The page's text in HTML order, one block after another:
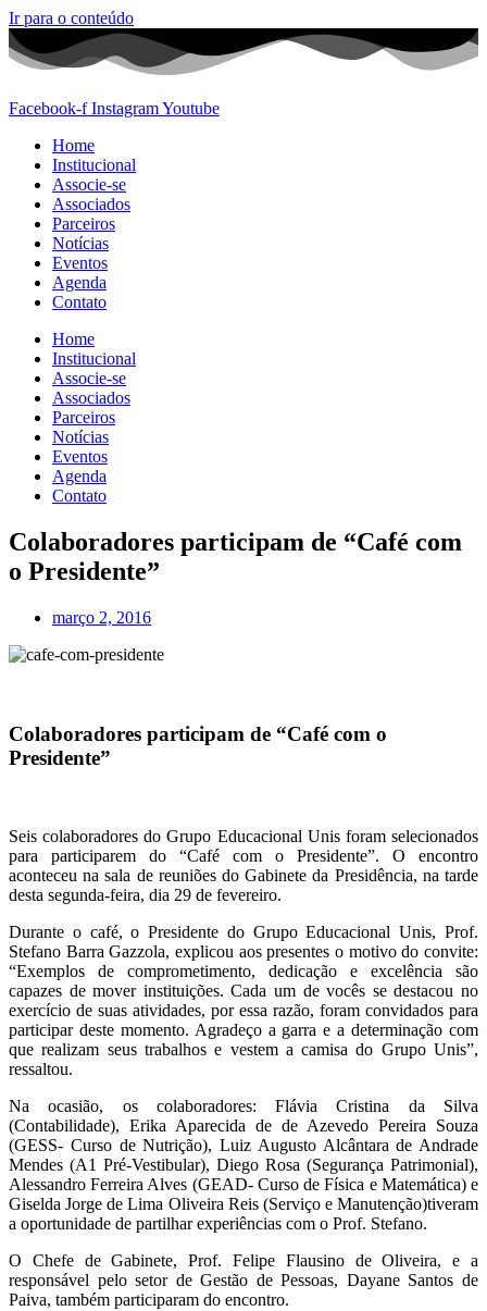
Ir para o conteúdo
Facebook-f InstagramYoutube
Home
Institucional
Associe-se
Associados
Parceiros
Notícias
Eventos
Agenda
Contato
Home
Institucional
Associe-se
Associados
Parceiros
Notícias
Eventos
Agenda
Contato
Colaboradores participam de “Café com
o Presidente”
março 2, 2016
Colaboradores participam de “Café com o
Presidente”
Seis colaboradores do Grupo Educacional Unis foram selecionados
para participarem do “Café com o Presidente”. O encontro
aconteceu na sala de reuniões do Gabinete da Presidência, na tarde
desta segunda-feira, dia 29 de fevereiro.
Durante o café, o Presidente do Grupo Educacional Unis, Prof.
Stefano Barra Gazzola, explicou aos presentes o motivo do convite:
“Exemplos de comprometimento, dedicação e excelência são
capazes de mover instituições. Cada um de vocês se destacou no
exercício de suas atividades, por essa razão, foram convidados para
participar deste momento. Agradeço a garra e a determinação com
que realizam seus trabalhos e vestem a camisa do Grupo Unis”,
ressaltou.
Na ocasião, os colaboradores: Flávia Cristina da Silva
(Contabilidade), Erika Aparecida de de Azevedo Pereira Souza
(GESS- Curso de Nutrição), Luiz Augusto Alcântara de Andrade
Mendes (A1 Pré-Vestibular), Diego Rosa (Segurança Patrimonial),
Alessandro Ferreira Alves (GEAD- Curso de Física e Matemática) e
Giselda Jorge de Lima Oliveira Reis (Serviço e Manutenção)tiveram
a oportunidade de partilhar experiências com o Prof. Stefano.
O Chefe de Gabinete, Prof. Felipe Flausino de Oliveira, e a
responsável pelo setor de Gestão de Pessoas, Dayane Santos de
Paiva, também participaram do encontro.